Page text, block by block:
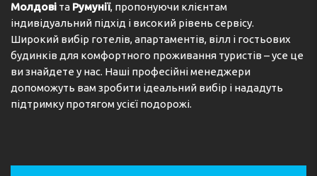
validate identity, travel itinerary and other relevant
information, during dates where such guidelines exist.
Due to Coronavirus (COVID-19), please ensure that you
are only booking this property following the local
government guidelines of the destination, including but
not limited to the purpose of travel, and maximum
allowed group size. A damage deposit of AED 2000 is
required on arrival. This will be collected as a cash
Key collection at the property - someone will meet you.
Молдові та Румунії, пропонуючи клієнтам
індивідуальний підхід і високий рівень сервісу.
Широкий вибір готелів, апартаментів, вілл і гостьових
будинків для комфортного проживання туристів – усе це
ви знайдете у нас. Наші професійні менеджери
допоможуть вам зробити ідеальний вибір і нададуть
підтримку протягом усієї подорожі.